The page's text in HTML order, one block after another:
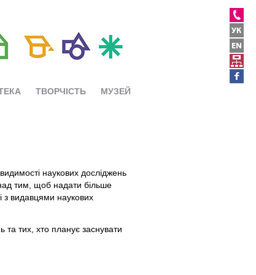
ТВОРЧІСТЬ МУЗЕЙ
наукових досліджень
тим, щоб надати більше
з видавцями наукових
та тих, хто планує заснувати